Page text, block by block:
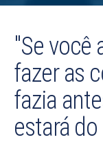
"Se você
fazer as
fazia
estará